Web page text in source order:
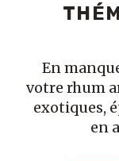
En
votre rhum
exotiques,
en